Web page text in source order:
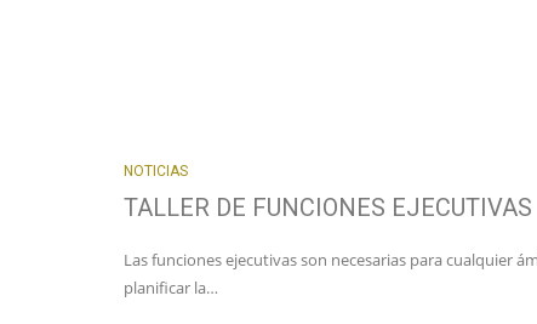
NOTICIAS
TALLER DE FUNCIONES EJECUTIVAS
Las funciones ejecutivas son necesarias para cualquier
planificar la…